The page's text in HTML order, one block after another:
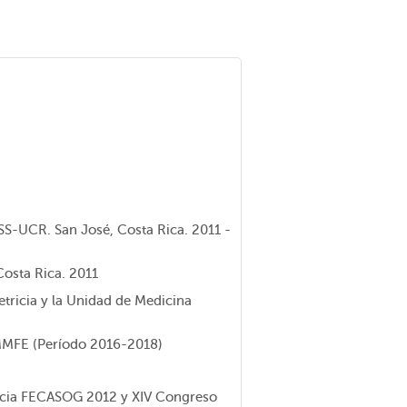
UCR. San José, Costa Rica. 2011 -
Rica. 2011
y la Unidad de Medicina
(Período 2016-2018)
FECASOG 2012 y XIV Congreso